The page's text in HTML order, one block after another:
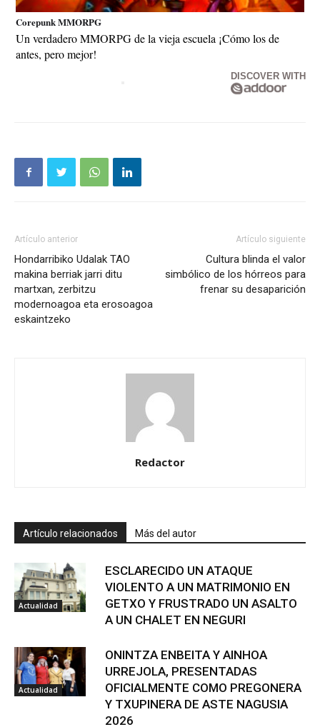
Corepunk MMORPG
Un verdadero MMORPG de la vieja escuela ¡Cómo los de
antes, pero mejor!
DISCOVER WITH
Artículo anterior
Hondarribiko Udalak TAO
makina berriak jarri ditu
martxan, zerbitzu
modernoagoa eta erosoagoa
eskaintzeko
Artículo siguiente
Cultura blinda el valor
simbólico de los hórreos para
frenar su desaparición
Redactor
Artículo relacionados Más del autor
Actualidad
ESCLARECIDO UN ATAQUE
VIOLENTO A UN MATRIMONIO EN
GETXO Y FRUSTRADO UN ASALTO
A UN CHALET EN NEGURI
Actualidad
ONINTZA ENBEITA Y AINHOA
URREJOLA, PRESENTADAS
OFICIALMENTE COMO PREGONERA
Y TXUPINERA DE ASTE NAGUSIA
2026